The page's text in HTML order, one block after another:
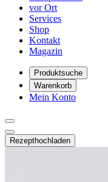
vor Ort
Services
Shop
Kontakt
Magazin
Produktsuche
Warenkorb
Mein Konto
Rezepthochladen